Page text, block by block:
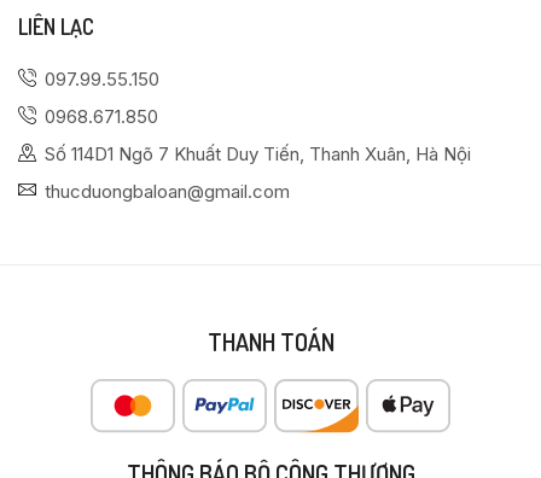
LIÊN LẠC
097.99.55.150
0968.671.850
Số 114D1 Ngõ 7 Khuất Duy Tiến, Thanh Xuân, Hà Nội
thucduongbaloan@gmail.com
THANH TOÁN